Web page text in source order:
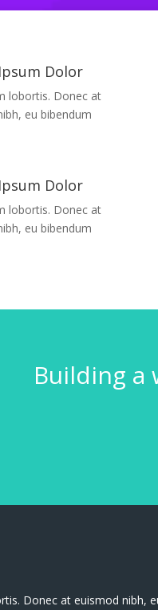
Dolor
lobortis. Donec at
eu bibendum
Dolor
lobortis. Donec at
eu bibendum
Building a
Donec at euismod nibh,